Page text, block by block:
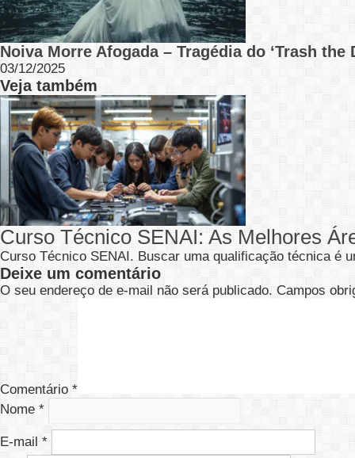
Noiva Morre Afogada – Tragédia do ‘Trash
03/12/2025
Veja também
Curso Técnico SENAI: As Melhores
Curso Técnico SENAI. Buscar uma qualificação técnica é
Deixe um comentário
O seu endereço de e-mail não será publicado. Campos
Comentário *
Nome *
E-mail *